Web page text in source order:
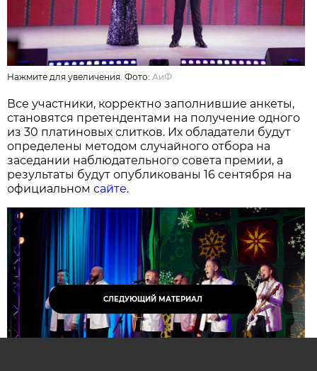
СЛЕДУЮЩИЙ МАТЕРИАЛ
Нажмите для увеличения. Фото:АиФ
Все участники, корректно заполнившие анкеты,
становятся претендентами на получение одного
из 30 платиновых слитков. Их обладатели будут
определены методом случайного отбора на
заседании наблюдательного совета премии, а
результаты будут опубликованы 16 сентября на
официальномсайте.